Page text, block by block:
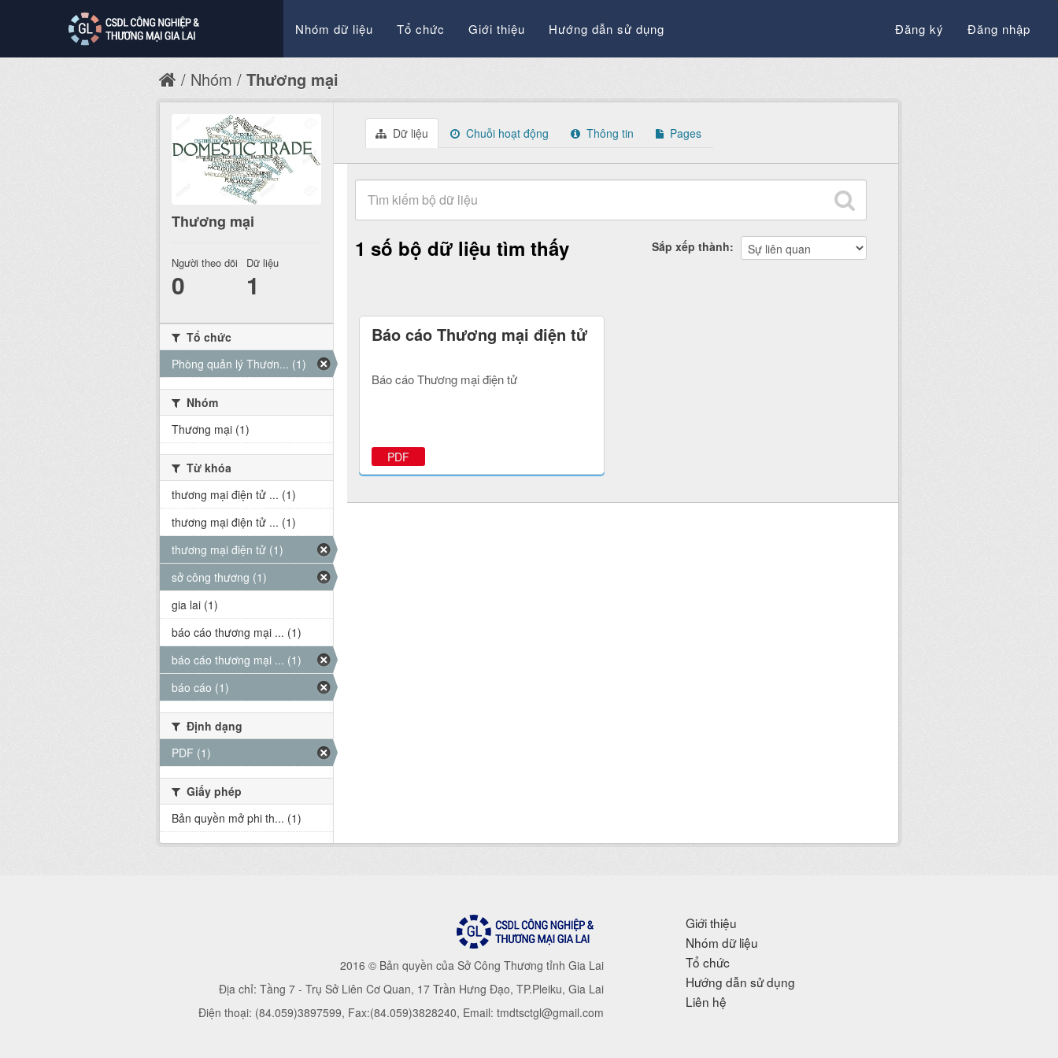
Nhóm dữ liệu Tổ chức Giới thiệu Hướng dẫn sử dụng Đăng ký Đăng nhập
Nhóm Thương mại
Dữ liệu Chuỗi hoạt động Thông tin Pages
Sắp xếp thành
1 số bộ dữ liệu tìm thấy
Báo cáo Thương mại điện tử
Báo cáo Thương mại điện tử
PDF
Thương mại
Người theo dõi
0
Dữ liệu
1
Tổ chức
Phòng quản lý Thươn... (1)
Nhóm
Thương mại (1)
Từ khóa
thương mại điện tử ... (1)
thương mại điện tử ... (1)
thương mại điện tử (1)
sở công thương (1)
gia lai (1)
báo cáo thương mại ... (1)
báo cáo thương mại ... (1)
báo cáo (1)
Định dạng
PDF (1)
Giấy phép
Bản quyền mở phi th... (1)
2016 © Bản quyền của Sở Công Thương tỉnh Gia Lai
Địa chỉ: Tầng 7 - Trụ Sở Liên Cơ Quan, 17 Trần Hưng Đạo, TP.Pleiku, Gia Lai
Điện thoại: (84.059)3897599, Fax:(84.059)3828240, Email: tmdtsctgl@gmail.com
Giới thiệu
Nhóm dữ liệu
Tổ chức
Hướng dẫn sử dụng
Liên hệ